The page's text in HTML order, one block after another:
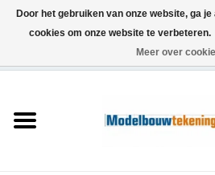
Schepen
Door het gebruiken van onze website, ga
cookies om onze website te verbeteren.
Meer over